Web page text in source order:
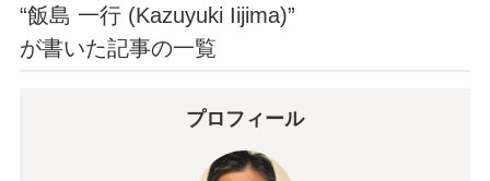
“飯島 一行 (Kazuyuki Iijima)”
が書いた記事の一覧
プロフィール